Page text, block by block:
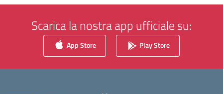
Scarica la nostra app ufficiale su:
App Store Play Store